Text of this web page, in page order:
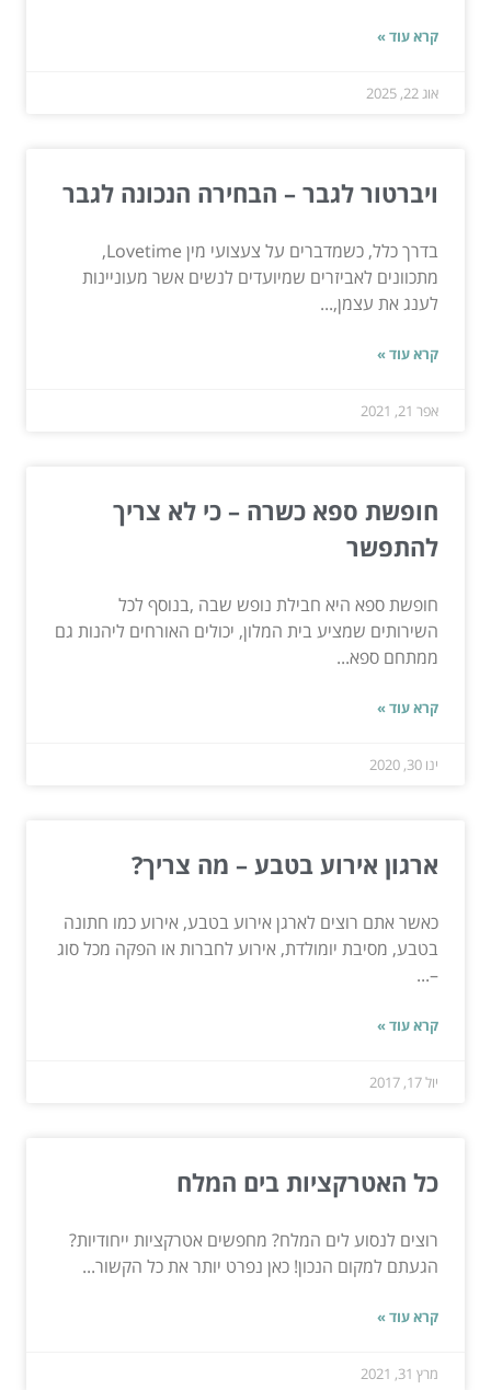
קרא עוד »
אוג 22, 2025
ויברטור לגבר – הבחירה הנכונה לגבר
בדרך כלל, כשמדברים על צעצועי מין Lovetime,
מתכוונים לאביזרים שמיועדים לנשים אשר מעוניינות
לענג את עצמן,...
קרא עוד »
אפר 21, 2021
חופשת ספא כשרה – כי לא צריך
להתפשר
חופשת ספא היא חבילת נופש שבה ,בנוסף לכל
השירותים שמציע בית המלון, יכולים האורחים ליהנות גם
ממתחם ספא...
קרא עוד »
ינו 30, 2020
ארגון אירוע בטבע – מה צריך?
כאשר אתם רוצים לארגן אירוע בטבע, אירוע כמו חתונה
בטבע, מסיבת יומולדת, אירוע לחברות או הפקה מכל סוג
–...
קרא עוד »
יול 17, 2017
כל האטרקציות בים המלח
רוצים לנסוע לים המלח? מחפשים אטרקציות ייחודיות?
הגעתם למקום הנכון! כאן נפרט יותר את כל הקשור...
קרא עוד »
מרץ 31, 2021